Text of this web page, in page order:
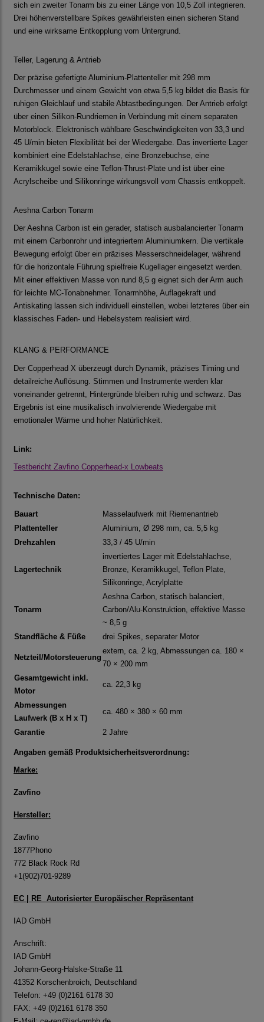
sich ein zweiter Tonarm bis zu einer Länge von 10,5 Zoll integrieren.
Drei höhenverstellbare Spikes gewährleisten einen sicheren Stand
und eine wirksame Entkopplung vom Untergrund.
Teller, Lagerung & Antrieb
Der präzise gefertigte Aluminium-Plattenteller mit 298 mm
Durchmesser und einem Gewicht von etwa 5,5 kg bildet die Basis für
ruhigen Gleichlauf und stabile Abtastbedingungen. Der Antrieb erfolgt
über einen Silikon-Rundriemen in Verbindung mit einem separaten
Motorblock. Elektronisch wählbare Geschwindigkeiten von 33,3 und
45 U/min bieten Flexibilität bei der Wiedergabe. Das invertierte Lager
kombiniert eine Edelstahlachse, eine Bronzebuchse, eine
Keramikkugel sowie eine Teflon-Thrust-Plate und ist über eine
Acrylscheibe und Silikonringe wirkungsvoll vom Chassis entkoppelt.
Aeshna Carbon Tonarm
Der Aeshna Carbon ist ein gerader, statisch ausbalancierter Tonarm
mit einem Carbonrohr und integriertem Aluminiumkern. Die vertikale
Bewegung erfolgt über ein präzises Messerschneidelager, während
für die horizontale Führung spielfreie Kugellager eingesetzt werden.
Mit einer effektiven Masse von rund 8,5 g eignet sich der Arm auch
für leichte MC-Tonabnehmer. Tonarmhöhe, Auflagekraft und
Antiskating lassen sich individuell einstellen, wobei letzteres über ein
klassisches Faden- und Hebelsystem realisiert wird.
KLANG & PERFORMANCE
Der Copperhead X überzeugt durch Dynamik, präzises Timing und
detailreiche Auflösung. Stimmen und Instrumente werden klar
voneinander getrennt, Hintergründe bleiben ruhig und schwarz. Das
Ergebnis ist eine musikalisch involvierende Wiedergabe mit
emotionaler Wärme und hoher Natürlichkeit.
Link:
Testbericht Zavfino Copperhead-x Lowbeats
Technische Daten:
Bauart
Masselaufwerk mit Riemenantrieb
Plattenteller
Aluminium, Ø 298 mm, ca. 5,5 kg
Drehzahlen
33,3 / 45 U/min
Lagertechnik
invertiertes Lager mit Edelstahlachse,
Bronze, Keramikkugel, Teflon Plate,
Silikonringe, Acrylplatte
Tonarm
Aeshna Carbon, statisch balanciert,
Carbon/Alu-Konstruktion, effektive Masse
~ 8,5 g
Standfläche & Füße
drei Spikes, separater Motor
Netzteil/Motorsteuerung
extern, ca. 2 kg, Abmessungen ca. 180 ×
70 × 200 mm
Gesamtgewicht inkl.
Motor
ca. 22,3 kg
Abmessungen
Laufwerk (B x H x T)
ca. 480 × 380 × 60 mm
Garantie 2 Jahre
Angaben gemäß Produktsicherheitsverordnung:
Marke:
Zavfino
Hersteller:
Zavfino
1877Phono
772 Black Rock Rd
+1(902)701-9289
EC | RE Autorisierter Europäischer Repräsentant
IAD GmbH
Anschrift:
IAD GmbH
Johann-Georg-Halske-Straße 11
41352 Korschenbroich, Deutschland
Telefon: +49 (0)2161 6178 30
FAX: +49 (0)2161 6178 350